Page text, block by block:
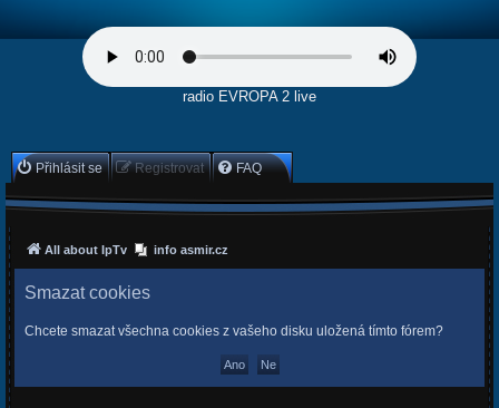
radio EVROPA 2 live
Přihlásit se Registrovat FAQ
All about IpTv info asmir.cz
Smazat cookies
Chcete smazat všechna cookies z vašeho disku uložená tímto fórem?